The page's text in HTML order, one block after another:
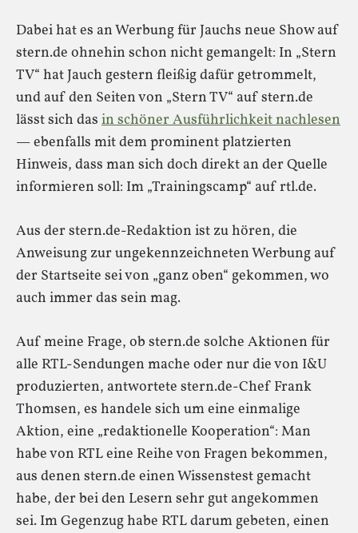
Dabei hat es an Werbung für Jauchs neue Show auf
stern.de ohnehin schon nicht gemangelt: In „Stern
TV“ hat Jauch gestern fleißig dafür getrommelt,
und auf den Seiten von „Stern TV“ auf stern.de
lässt sich das in schöner Ausführlichkeit nachlesen
— ebenfalls mit dem prominent platzierten
Hinweis, dass man sich doch direkt an der Quelle
informieren soll: Im „Trainingscamp“ auf rtl.de.
Aus der stern.de-Redaktion ist zu hören, die
Anweisung zur ungekennzeichneten Werbung auf
der Startseite sei von „ganz oben“ gekommen, wo
auch immer das sein mag.
Auf meine Frage, ob stern.de solche Aktionen für
alle RTL-Sendungen mache oder nur die von I&U
produzierten, antwortete stern.de-Chef Frank
Thomsen, es handele sich um eine einmalige
Aktion, eine „redaktionelle Kooperation“: Man
habe von RTL eine Reihe von Fragen bekommen,
aus denen stern.de einen Wissenstest gemacht
habe, der bei den Lesern sehr gut angekommen
sei. Im Gegenzug habe RTL darum gebeten, einen